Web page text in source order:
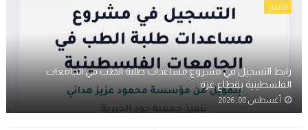
الأخبار
رابط التسجيل في مشروع مساعدات طلبة الطب في الجامعات
الفلسطينية بقطاع غزة
أغسطس 08, 2026